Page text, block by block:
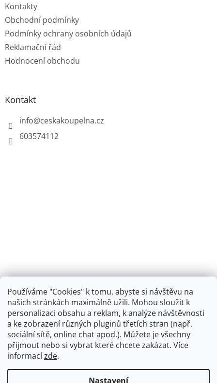
Používáme "Cookies" k tomu, abyste si návštěvu na
našich stránkách maximálně užili. Mohou sloužit k
personalizaci obsahu a reklam, k analýze návštěvnosti
a ke zobrazení různých pluginů třetích stran (např.
sociální sítě, online chat apod.). Můžete je všechny
přijmout nebo si vybrat které chcete zakázat. Více
informacízde.
Nastavení
Kontakty
Obchodní podmínky
Podmínky ochrany osobních údajů
Reklamační řád
Hodnocení obchodu
Kontakt
info@ceskakoupelna.cz
603574112
Retro koupelna
Vytvořil Shoptet + plnenieshopu.cz